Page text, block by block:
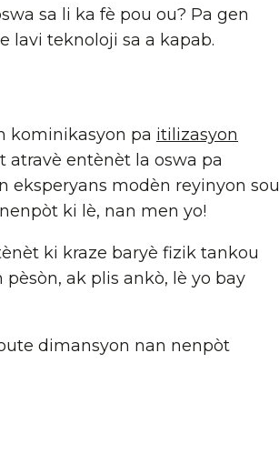
sa li ka fè pou ou? Pa gen
lavi teknoloji sa a kapab.
kominikasyon pa itilizasyon
atravè entènèt la oswa pa
eksperyans modèn reyinyon sou
ki lè, nan men yo!
ki kraze baryè fizik tankou
ak plis ankò, lè yo bay
dimansyon nan nenpòt